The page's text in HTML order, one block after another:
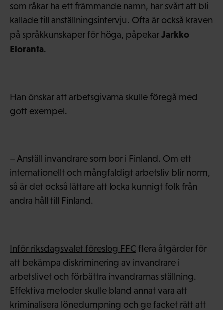
som råkar ha ett främmande namn, har svårt att bli
kallade till anställningsintervju. Ofta är också kraven
på språkkunskaper för höga, påpekarJarkko
Eloranta.
Han önskar att arbetsgivarna skulle föregå med
gott exempel.
– Anställ invandrare som bor i Finland. Om ett
internationellt och mångfaldigt arbetsliv blir norm,
så är det också lättare att locka kunnigt folk från
andra håll till Finland.
Inför riksdagsvalet föreslog FFC flera åtgärder för
att bekämpa diskriminering av invandrare i
arbetslivet och förbättra invandrarnas ställning.
Effektiva metoder skulle bland annat vara att
kriminalisera lönedumpning och ge facket rätt att